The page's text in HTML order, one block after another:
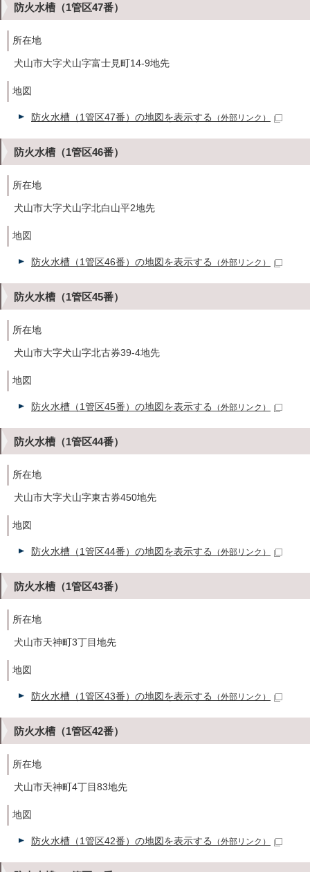
防火水槽（1管区47番）
所在地
犬山市大字犬山字富士見町14-9地先
地図
防火水槽（1管区47番）の地図を表示する （外部リンク）
防火水槽（1管区46番）
所在地
犬山市大字犬山字北白山平2地先
地図
防火水槽（1管区46番）の地図を表示する （外部リンク）
防火水槽（1管区45番）
所在地
犬山市大字犬山字北古券39-4地先
地図
防火水槽（1管区45番）の地図を表示する （外部リンク）
防火水槽（1管区44番）
所在地
犬山市大字犬山字東古券450地先
地図
防火水槽（1管区44番）の地図を表示する （外部リンク）
防火水槽（1管区43番）
所在地
犬山市天神町3丁目地先
地図
防火水槽（1管区43番）の地図を表示する （外部リンク）
防火水槽（1管区42番）
所在地
犬山市天神町4丁目83地先
地図
防火水槽（1管区42番）の地図を表示する （外部リンク）